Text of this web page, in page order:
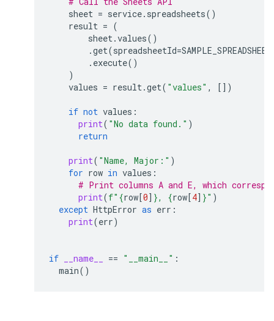
sheet = service. spreadsheets()
result = (
sheet.values()
.get(spreadsheetId=
. execute()
)
values = result.get( "values" , [])
if not values :
print( "No data found." )
return
print( "Name, Major:" )
for row in values :
# Print columns A and E, which
print(f" {row[0] }, {row[4] }" )
except HttpError as err :
print(err)
if __name__ == "__main__" :
main()